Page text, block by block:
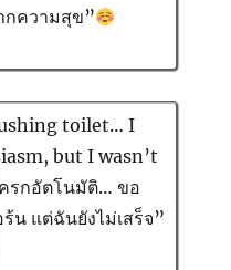
กความสุข”
toilet… I
but I wasn’t
รกอัตโนมัติ… ขอ
แต่ฉันยังไม่เสร็จ”